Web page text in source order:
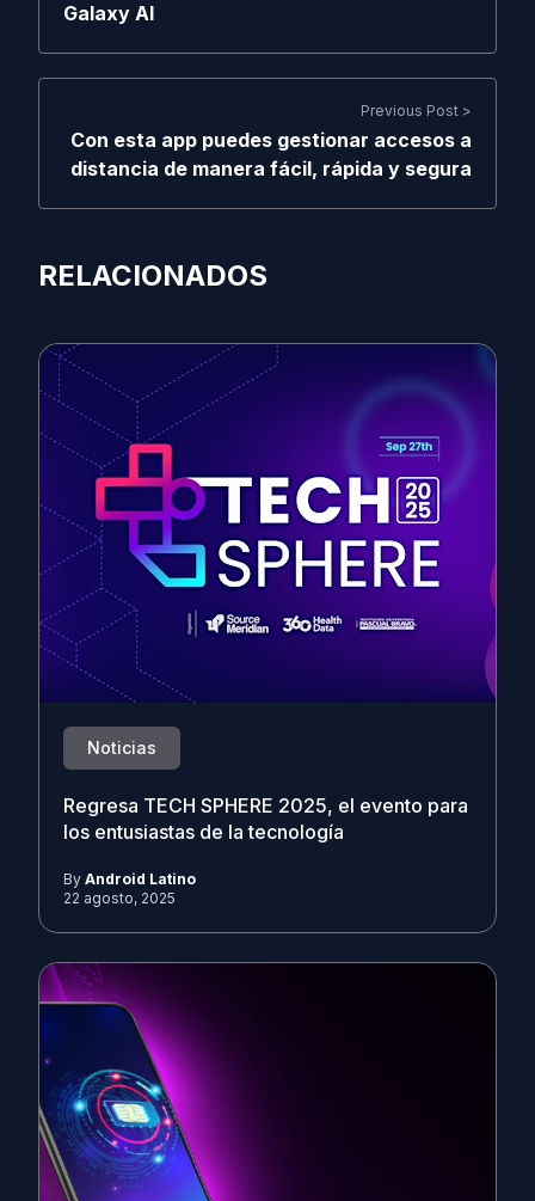
Galaxy AI
Previous Post >
Con esta app puedes gestionar accesos a
distancia de manera fácil, rápida y segura
RELACIONADOS
Noticias
Regresa TECH SPHERE 2025, el evento para
los entusiastas de la tecnología
By Android Latino
22 agosto, 2025